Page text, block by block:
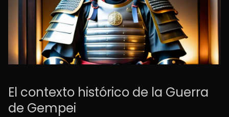
El contexto histórico de la Guerra
de Gempei